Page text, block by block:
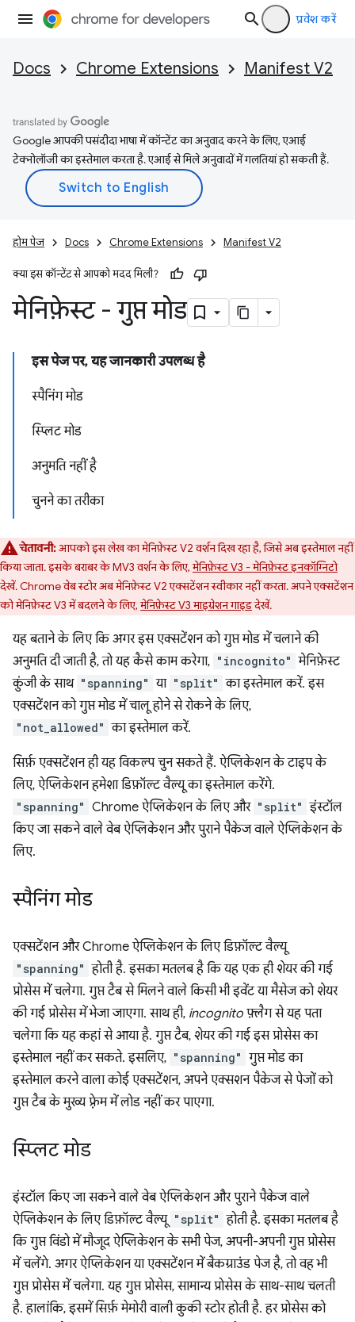
प्रवेश करें
Docs Chrome Extensions Manifest V2
Google आपकी पसंदीदा भाषा में कॉन्टेंट का अनुवाद करने के लिए, एआई
टेक्नोलॉजी का इस्तेमाल करता है. एआई से मिले अनुवादों में गलतियां हो सकती हैं.
होम पेज Docs Chrome Extensions Manifest V2
क्या इस कॉन्टेंट से आपको मदद मिली?
मेनिफ़ेस्ट - गुप्त मोड
इस पेज पर, यह जानकारी उपलब्ध है
स्पैनिंग मोड
स्प्लिट मोड
अनुमति नहीं है
चुनने का तरीका
चेतावनी:आपको इस लेख का मेनिफ़ेस्ट V2 वर्शन दिख रहा है, जिसे अब इस्तेमाल नहीं
किया जाता. इसके बराबर के MV3 वर्शन के लिए,मेनिफ़ेस्ट V3 - मेनिफ़ेस्ट इनकॉग्निटो
देखें. Chrome वेब स्टोर अब मेनिफ़ेस्ट V2 एक्सटेंशन स्वीकार नहीं करता. अपने एक्सटेंशन
को मेनिफ़ेस्ट V3 में बदलने के लिए,मेनिफ़ेस्ट V3 माइग्रेशन गाइडदेखें.
यह बताने के लिए कि अगर इस एक्सटेंशन को गुप्त मोड में चलाने की
अनुमति दी जाती है, तो यह कैसे काम करेगा, "incognito" मेनिफ़ेस्ट
कुंजी के साथ "spanning" या "split" का इस्तेमाल करें. इस
एक्सटेंशन को गुप्त मोड में चालू होने से रोकने के लिए,
"not_allowed" का इस्तेमाल करें.
सिर्फ़ एक्सटेंशन ही यह विकल्प चुन सकते हैं. ऐप्लिकेशन के टाइप के
लिए, ऐप्लिकेशन हमेशा डिफ़ॉल्ट वैल्यू का इस्तेमाल करेंगे.
"spanning" Chrome ऐप्लिकेशन के लिए और "split" इंस्टॉल
किए जा सकने वाले वेब ऐप्लिकेशन और पुराने पैकेज वाले ऐप्लिकेशन के
लिए.
स्पैनिंग मोड
एक्सटेंशन और Chrome ऐप्लिकेशन के लिए डिफ़ॉल्ट वैल्यू
"spanning" होती है. इसका मतलब है कि यह एक ही शेयर की गई
प्रोसेस में चलेगा. गुप्त टैब से मिलने वाले किसी भी इवेंट या मैसेज को शेयर
की गई प्रोसेस में भेजा जाएगा. साथ ही, incognito फ़्लैग से यह पता
चलेगा कि यह कहां से आया है. गुप्त टैब, शेयर की गई इस प्रोसेस का
इस्तेमाल नहीं कर सकते. इसलिए, "spanning" गुप्त मोड का
इस्तेमाल करने वाला कोई एक्सटेंशन, अपने एक्सशन पैकेज से पेजों को
गुप्त टैब के मुख्य फ़्रेम में लोड नहीं कर पाएगा.
स्प्लिट मोड
इंस्टॉल किए जा सकने वाले वेब ऐप्लिकेशन और पुराने पैकेज वाले
ऐप्लिकेशन के लिए डिफ़ॉल्ट वैल्यू "split" होती है. इसका मतलब है
कि गुप्त विंडो में मौजूद ऐप्लिकेशन के सभी पेज, अपनी-अपनी गुप्त प्रोसेस
में चलेंगे. अगर ऐप्लिकेशन या एक्सटेंशन में बैकग्राउंड पेज है, तो वह भी
गुप्त प्रोसेस में चलेगा. यह गुप्त प्रोसेस, सामान्य प्रोसेस के साथ-साथ चलती
है. हालांकि, इसमें सिर्फ़ मेमोरी वाली कुकी स्टोर होती है. हर प्रोसेस को